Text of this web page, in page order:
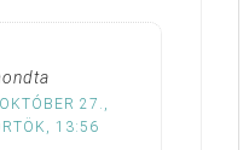
27.,
13:56